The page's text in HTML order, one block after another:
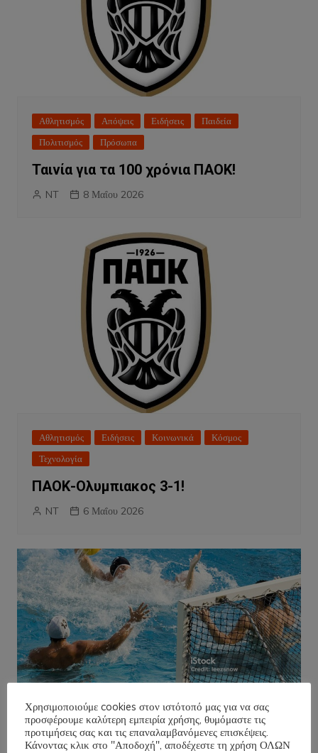
Αθλητισμός Απόψεις Ειδήσεις
Παιδεία
Πολιτισμός
Πρόσωπα
Ταινία για τα 100 χρόνια ΠΑΟΚ!
NT 8 Μαΐου 2026
Αθλητισμός Ειδήσεις Κοινωνικά
Κόσμος
Τεχνολογία
ΠΑΟΚ-Ολυμπιακος 3-1!
NT 6 Μαΐου 2026
Αθλητισμός Ειδήσεις
Χρησιμοποιούμε cookies στον ιστότοπό μας για να σας
προσφέρουμε καλύτερη εμπειρία χρήσης, θυμόμαστε τις
προτιμήσεις σας και τις επαναλαμβανόμενες επισκέψεις.
Κάνοντας κλικ στο "Αποδοχή", αποδέχεστε τη χρήση ΟΛΩΝ